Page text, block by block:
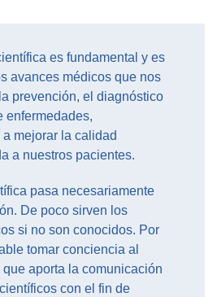
es fundamental y es
avances médicos que nos
prevención, el diagnóstico
enfermedades,
mejorar la calidad
a nuestros pacientes.
pasa necesariamente
De poco sirven los
si no son conocidos. Por
tomar conciencia al
aporta la comunicación
con el fin de